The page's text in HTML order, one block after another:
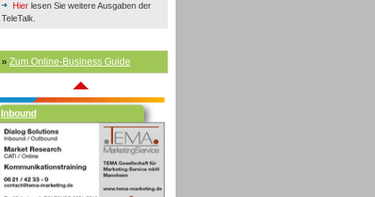
Hier lesen Sie weitere Ausgaben der
TeleTalk.
» Zum Online-Business Guide
Inbound
Inbound